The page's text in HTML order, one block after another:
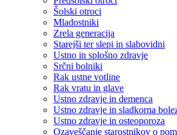
Šolski otroci
Mladostniki
Zrela generacija
Starejši ter slepi in slabovidni
Ustno in splošno zdravje
Srčni bolniki
Rak ustne votline
Rak vratu in glave
Ustno zdravje in demenca
Ustno zdravje in sladkorna
Ustno zdravje in osteoporoza
Ozaveščanje starostnikov o